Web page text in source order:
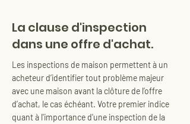
La clause d'inspection
dans une offre d'achat.
Les inspections de maison permettent à un
acheteur d’identifier tout problème majeur
avec une maison avant la clôture de l’offre
d’achat, le cas échéant. Votre premier indice
quant à l'importance d'une inspection de la